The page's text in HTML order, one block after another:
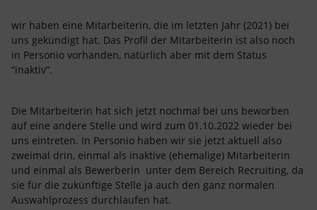
wir haben eine Mitarbeiterin, die im letzten Jahr (2021) bei
uns gekündigt hat. Das Profil der Mitarbeiterin ist also noch
in Personio vorhanden, natürlich aber mit dem Status
“inaktiv”.
Die Mitarbeiterin hat sich jetzt nochmal bei uns beworben
auf eine andere Stelle und wird zum 01.10.2022 wieder bei
uns eintreten. In Personio haben wir sie jetzt aktuell also
zweimal drin, einmal als inaktive (ehemalige) Mitarbeiterin
und einmal als Bewerberin unter dem Bereich Recruiting, da
sie für die zukünftige Stelle ja auch den ganz normalen
Auswahlprozess durchlaufen hat.